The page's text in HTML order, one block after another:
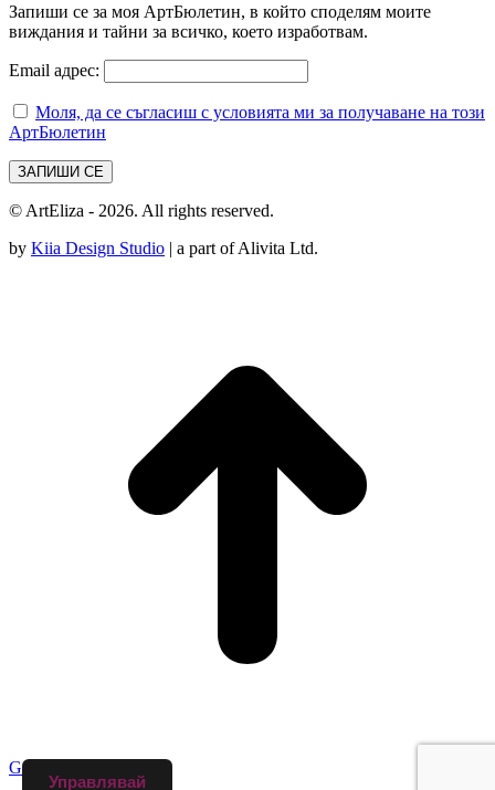
Управлявай
Запиши се за моя АртБюлетин, в който споделям моите
виждания и тайни за всичко, което изработвам.
Email адрес:
Моля, да се съгласиш с условията ми за получаване на този
АртБюлетин
© ArtEliza - 2026. All rights reserved.
by Kiia Design Studio | a part of Alivita Ltd.
Go to Top